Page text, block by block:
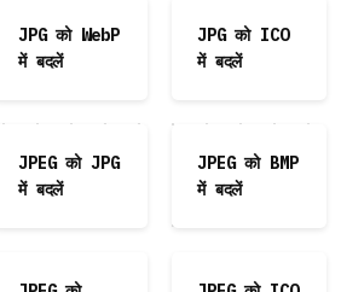
JPG को WebP
में बदलें
JPG को ICO
में बदलें
JPEG को JPG
में बदलें
JPEG को BMP
में बदलें